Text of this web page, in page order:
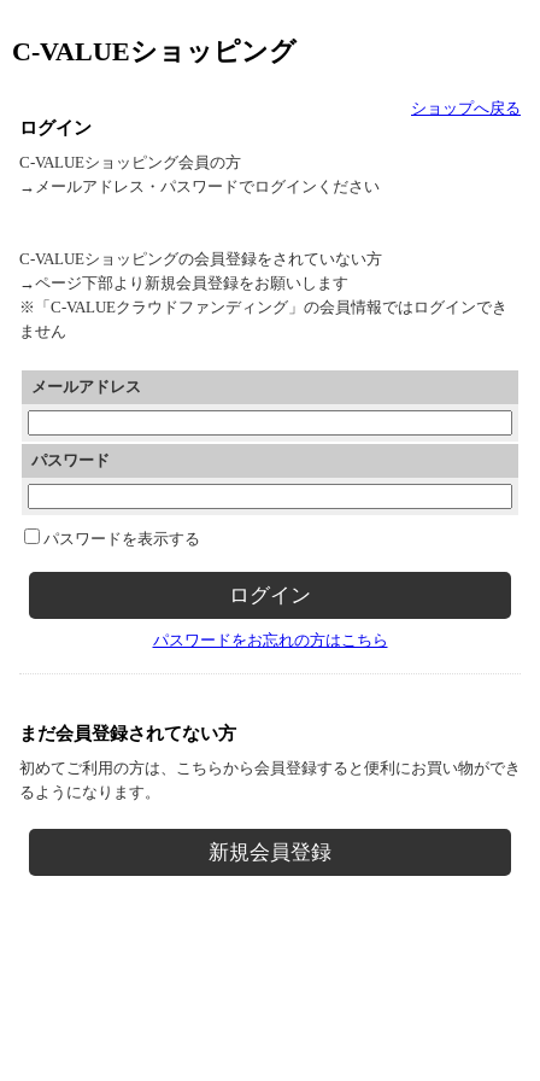
C-VALUEショッピング
ショップへ戻る
ログイン
C-VALUEショッピング会員の方
→メールアドレス・パスワードでログインください
C-VALUEショッピングの会員登録をされていない方
→ページ下部より新規会員登録をお願いします
※「C-VALUEクラウドファンディング」の会員情報ではログインでき
ません
メールアドレス
パスワード
パスワードを表示する
パスワードをお忘れの方はこちら
まだ会員登録されてない方
初めてご利用の方は、こちらから会員登録すると便利にお買い物ができ
るようになります。